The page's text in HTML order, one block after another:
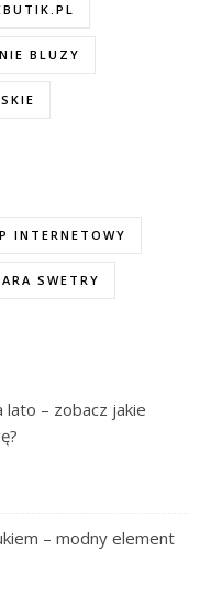
BLUZY
INTERNETOWY
SWETRY
lato – zobacz jakie
– modny element